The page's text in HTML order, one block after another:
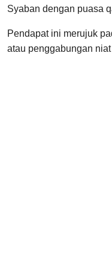
Syaban dengan puasa
Pendapat ini merujuk
atau penggabungan